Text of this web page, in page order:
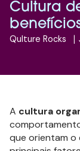
Cultura
Qulture Rocks |
A cultura
que orientam o